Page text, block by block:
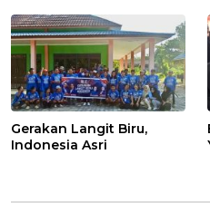
Gerakan Langit Biru,
Indonesia Asri